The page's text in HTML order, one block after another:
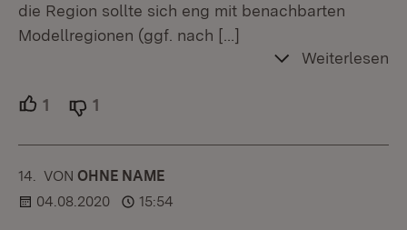
die Region sollte sich eng mit benachbarten
Modellregionen (ggf. nach […]
Weiterlesen
1 Unterstützer.
1
14. KOMMENTAR
VON :OHNE NAME
04.08.2020
15:54